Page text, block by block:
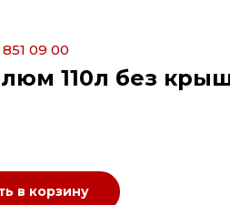
09 00
110л без
в корзину